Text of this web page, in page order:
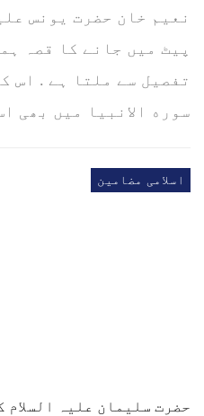
نعیم خان حضرت یونس
پیٹ میں جانے کا قصہ
تفصیل سے ملتا ہے . اس
سوره الانبیا میں بھی
اسلامی مضامین
حضرت سلیمان علیہ